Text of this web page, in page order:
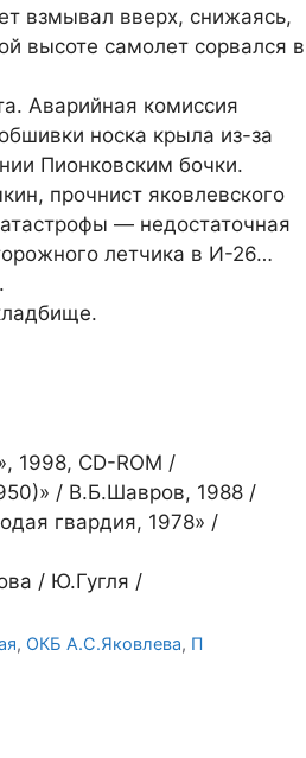
взмывал вверх, снижаясь,
высоте самолет сорвался в
Аварийная комиссия
носка крыла из-за
Пионковским бочки.
прочнист яковлевского
— недостаточная
летчика в И-26…
1998, CD-ROM /
/ В.Б.Шавров, 1988 /
гвардия, 1978» /
/ Ю.Гугля /
, ОКБ А.С.Яковлева, П